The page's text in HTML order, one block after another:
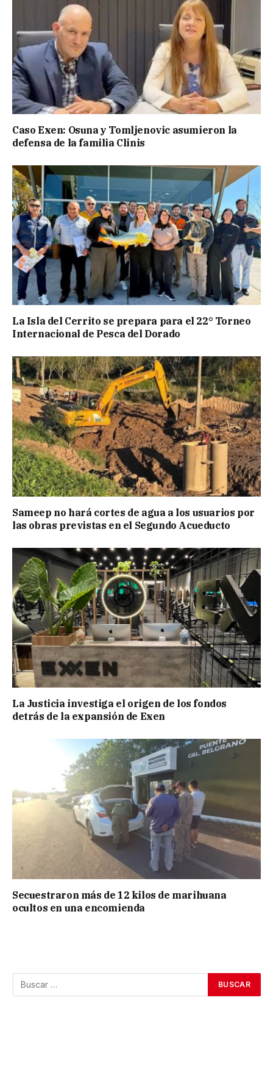
Caso Exen: Osuna y Tomljenovic asumieron la
defensa de la familia Clinis
La Isla del Cerrito se prepara para el 22° Torneo
Internacional de Pesca del Dorado
Sameep no hará cortes de agua a los usuarios por
las obras previstas en el Segundo Acueducto
La Justicia investiga el origen de los fondos
detrás de la expansión de Exen
Secuestraron más de 12 kilos de marihuana
ocultos en una encomienda